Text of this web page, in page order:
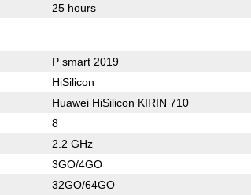
25 hours
P smart 2019
HiSilicon
Huawei HiSilicon KIRIN 710
8
2.2 GHz
3GO/4GO
32GO/64GO